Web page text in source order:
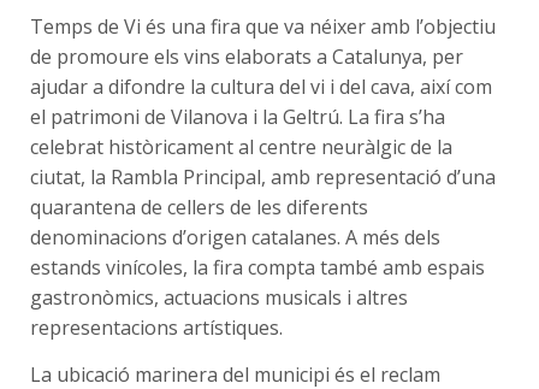
Temps de Vi és una fira que va néixer amb l’objectiu
de promoure els vins elaborats a Catalunya, per
ajudar a difondre la cultura del vi i del cava, així com
el patrimoni de Vilanova i la Geltrú. La fira s’ha
celebrat històricament al centre neuràlgic de la
ciutat, la Rambla Principal, amb representació d’una
quarantena de cellers de les diferents
denominacions d’origen catalanes. A més dels
estands vinícoles, la fira compta també amb espais
gastronòmics, actuacions musicals i altres
representacions artístiques.
La ubicació marinera del municipi és el reclam